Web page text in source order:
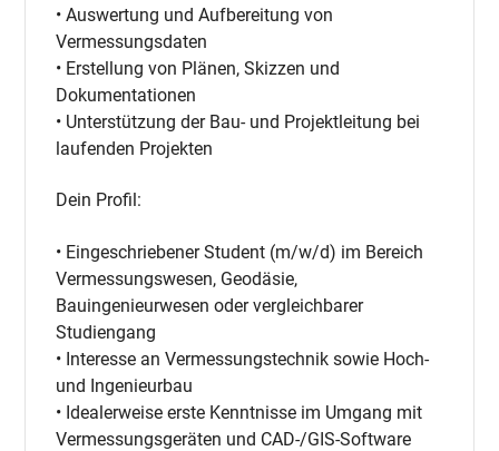
• Auswertung und Aufbereitung von
Vermessungsdaten
• Erstellung von Plänen, Skizzen und
Dokumentationen
• Unterstützung der Bau- und Projektleitung bei
laufenden Projekten
Dein Profil:
• Eingeschriebener Student (m/w/d) im Bereich
Vermessungswesen, Geodäsie,
Bauingenieurwesen oder vergleichbarer
Studiengang
• Interesse an Vermessungstechnik sowie Hoch-
und Ingenieurbau
• Idealerweise erste Kenntnisse im Umgang mit
Vermessungsgeräten und CAD-/GIS-Software